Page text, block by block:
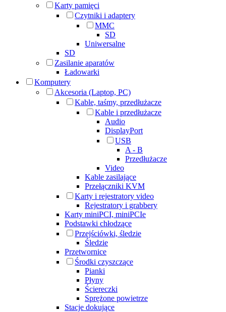
Karty pamięci
Czytniki i adaptery
MMC
SD
Uniwersalne
SD
Zasilanie aparatów
Ładowarki
Komputery
Akcesoria (Laptop, PC)
Kable, taśmy, przedłużacze
Kable i przedłużacze
Audio
DisplayPort
USB
A - B
Przedłużacze
Video
Kable zasilające
Przełączniki KVM
Karty i rejestratory video
Rejestratory i grabbery
Karty miniPCI, miniPCIe
Podstawki chłodzące
Przejściówki, śledzie
Śledzie
Przetwornice
Środki czyszczące
Pianki
Płyny
Ściereczki
Sprężone powietrze
Stacje dokujące